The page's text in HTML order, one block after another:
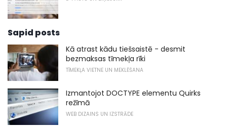
Sapid posts
Kā atrast kādu tiešsaistē - desmit
bezmaksas tīmekļa rīki
TĪMEKĻA VIETNE UN MEKLĒŠANA
Izmantojot DOCTYPE elementu Quirks
režīmā
WEB DIZAINS UN IZSTRĀDE